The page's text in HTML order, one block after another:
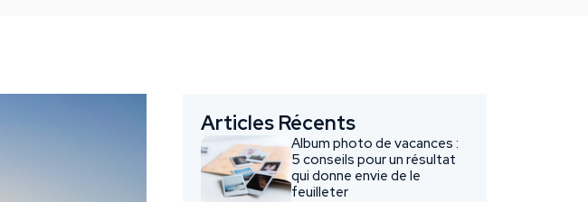
Articles Récents
Album photo de vacances :
5 conseils pour un résultat
qui donne envie de le
feuilleter